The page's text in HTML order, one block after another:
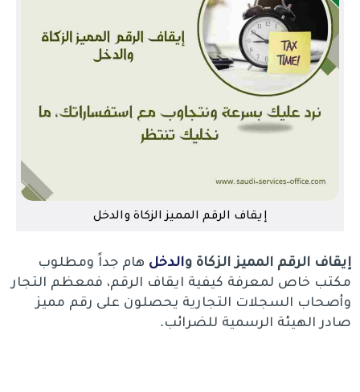
إيقاف الرقم المميز الزكاة والدخل
إيقاف الرقم المميز الزكاة والدخل هام جداً ومطلوب
مكتب خاص لمعرفة كيفية ايقاف الرقم، فمعظم التجار
وأصحاب السجلات التجارية يحصلون على رقم مميز
صادر الهيئة الرسمية للضرائب.